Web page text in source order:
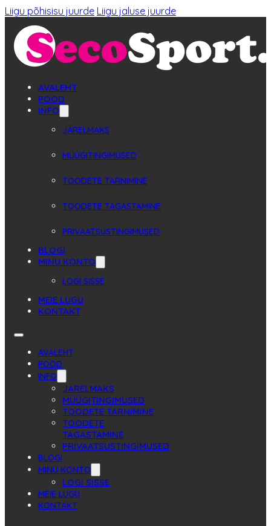
Liigu põhisisu juurde Liigu jaluse juurde
AVALEHT
POOD
INFO
JÄRELMAKS
MÜÜGITINGIMUSED
TOODETE TARNIMINE
TOODETE TAGASTAMINE
PRIVAATSUSTINGIMUSED
BLOGI
MINU KONTO
LOGI SISSE
MEIE LUGU
KONTAKT
AVALEHT
POOD
INFO
JÄRELMAKS
MÜÜGITINGIMUSED
TOODETE TARNIMINE
TOODETE
TAGASTAMINE
PRIVAATSUSTINGIMUSED
BLOGI
MINU KONTO
LOGI SISSE
MEIE LUGU
KONTAKT